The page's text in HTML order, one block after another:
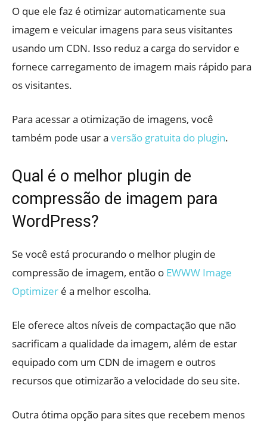
O que ele faz é otimizar automaticamente sua
imagem e veicular imagens para seus visitantes
usando um CDN. Isso reduz a carga do servidor e
fornece carregamento de imagem mais rápido para
os visitantes.
Para acessar a otimização de imagens, você
também pode usar a versão gratuita do plugin.
Qual é o melhor plugin de
compressão de imagem para
WordPress?
Se você está procurando o melhor plugin de
compressão de imagem, então o EWWW Image
Optimizer é a melhor escolha.
Ele oferece altos níveis de compactação que não
sacrificam a qualidade da imagem, além de estar
equipado com um CDN de imagem e outros
recursos que otimizarão a velocidade do seu site.
Outra ótima opção para sites que recebem menos